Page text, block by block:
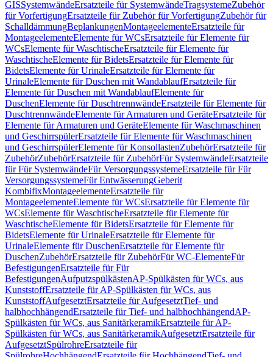
GISSystemwändeErsatzteile für SystemwändeTragsystemeZubehör
für VorfertigungErsatzteile für Zubehör für VorfertigungZubehör für
SchalldämmungBeplankungenMontageelementeErsatzteile für
MontageelementeElemente für WCsErsatzteile für Elemente für
WCsElemente für WaschtischeErsatzteile für Elemente für
WaschtischeElemente für BidetsErsatzteile für Elemente für
BidetsElemente für UrinaleErsatzteile für Elemente für
UrinaleElemente für Duschen mit WandablaufErsatzteile für
Elemente für Duschen mit WandablaufElemente für
DuschenElemente für DuschtrennwändeErsatzteile für Elemente für
DuschtrennwändeElemente für Armaturen und GeräteErsatzteile für
Elemente für Armaturen und GeräteElemente für Waschmaschinen
und GeschirrspülerErsatzteile für Elemente für Waschmaschinen
und GeschirrspülerElemente für KonsollastenZubehörErsatzteile für
ZubehörZubehörErsatzteile für ZubehörFür SystemwändeErsatzteile
für Für SystemwändeFür VersorgungssystemeErsatzteile für Für
VersorgungssystemeFür EntwässerungGeberit
KombifixMontageelementeErsatzteile für
MontageelementeElemente für WCsErsatzteile für Elemente für
WCsElemente für WaschtischeErsatzteile für Elemente für
WaschtischeElemente für BidetsErsatzteile für Elemente für
BidetsElemente für UrinaleErsatzteile für Elemente für
UrinaleElemente für DuschenErsatzteile für Elemente für
DuschenZubehörErsatzteile für ZubehörFür WC-ElementeFür
BefestigungenErsatzteile für Für
BefestigungenAufputzspülkästenAP-Spülkästen für WCs, aus
KunststoffErsatzteile für AP-Spülkästen für WCs, aus
KunststoffAufgesetztErsatzteile für AufgesetztTief- und
halbhochhängendErsatzteile für Tief- und halbhochhängendAP-
Spülkästen für WCs, aus SanitärkeramikErsatzteile für AP-
Spülkästen für WCs, aus SanitärkeramikAufgesetztErsatzteile für
AufgesetztSpülrohreErsatzteile für